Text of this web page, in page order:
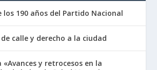
los 190 años del Partido Nacional
de calle y derecho a la ciudad
«Avances y retrocesos en la